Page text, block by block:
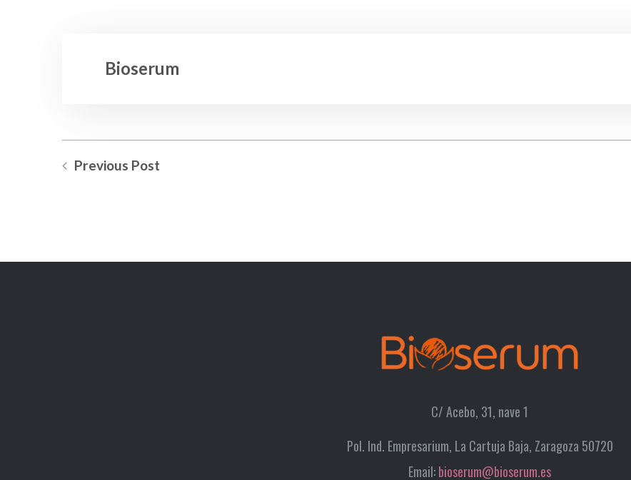
Bioserum
Previous Post
C/ Acebo, 31, nave 1
Pol. Ind. Empresarium, La Cartuja Baja, Zaragoza 50720
Email:bioserum@bioserum.es